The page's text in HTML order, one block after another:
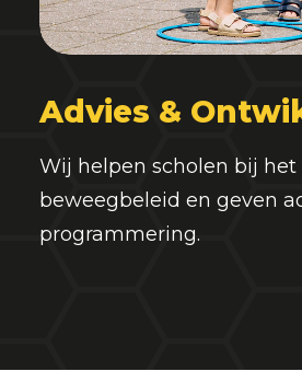
Advies &
Wij helpen scholen bij
beweegbeleid en geven
programmering.